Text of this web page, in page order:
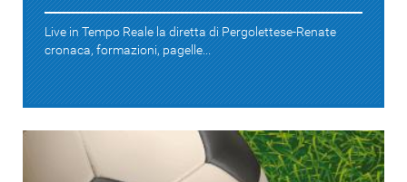
Live in Tempo Reale la diretta di Pergolettese-Renate
cronaca, formazioni, pagelle...